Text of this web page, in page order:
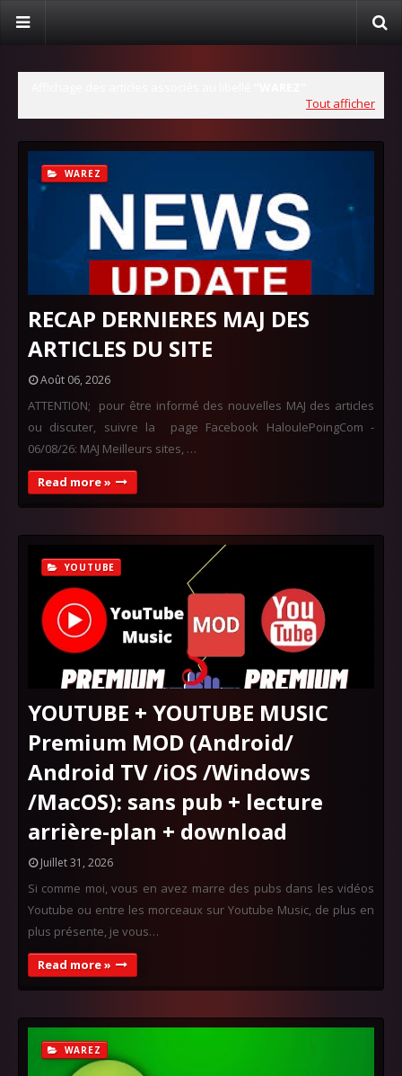
Tout afficher
WAREZ
RECAP DERNIERES MAJ DES
ARTICLES DU SITE
Août 06, 2026
ATTENTION; pour être informé des nouvelles MAJ des articles
ou discuter, suivre la page Facebook HaloulePoingCom -
06/08/26: MAJ Meilleurs sites, …
Read more »
YOUTUBE
YOUTUBE + YOUTUBE MUSIC
Premium MOD (Android/
Android TV /iOS /Windows
/MacOS): sans pub + lecture
arrière-plan + download
Juillet 31, 2026
Si comme moi, vous en avez marre des pubs dans les vidéos
Youtube ou entre les morceaux sur Youtube Music, de plus en
plus présente, je vous…
Read more »
WAREZ